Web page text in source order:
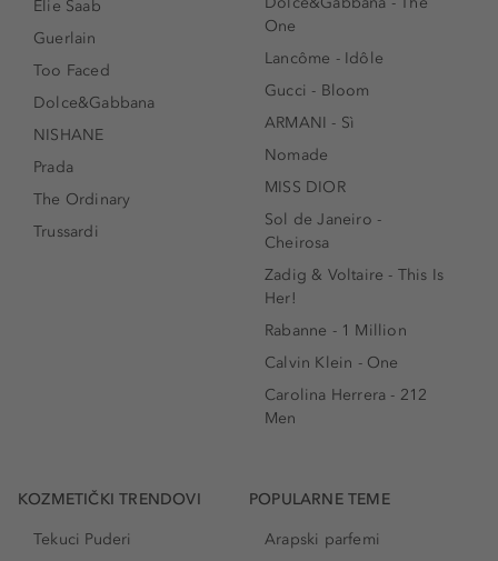
Elie Saab
Guerlain
Too Faced
Dolce&Gabbana
NISHANE
Prada
The Ordinary
Trussardi
One
Lancôme - Idôle
Gucci - Bloom
ARMANI - Sì
Nomade
MISS DIOR
Sol de Janeiro -
Cheirosa
Zadig & Voltaire - This Is
Her!
Rabanne - 1 Million
Calvin Klein - One
Carolina Herrera - 212
Men
KOZMETIČKI TRENDOVI
Tekuci Puderi
POPULARNE TEME
Arapski parfemi